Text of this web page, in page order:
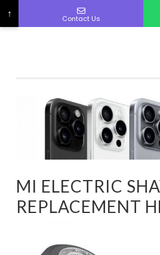
PRECIOS DE
ANDORRA
MI ELECTRIC
REPLACEMENT
↑ Contact Us